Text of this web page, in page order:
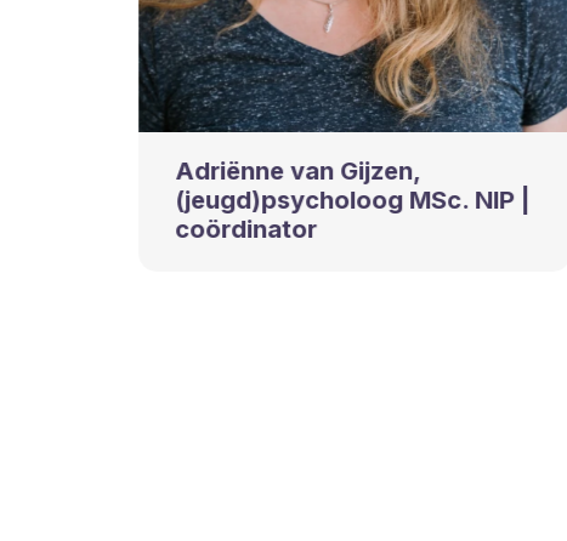
Adriënne van Gijzen,
(jeugd)psycholoog MSc. NIP |
coördinator